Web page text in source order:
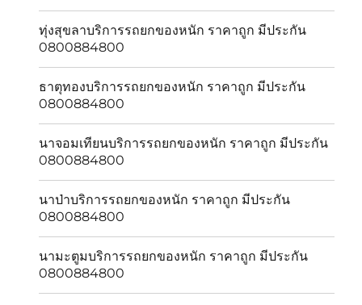
ทุ่งสุขลาบริการรถยกของหนัก ราคาถูก มีประกัน
0800884800
ธาตุทองบริการรถยกของหนัก ราคาถูก มีประกัน
0800884800
นาจอมเทียนบริการรถยกของหนัก ราคาถูก มีประกัน
0800884800
นาป่าบริการรถยกของหนัก ราคาถูก มีประกัน
0800884800
นามะตูมบริการรถยกของหนัก ราคาถูก มีประกัน
0800884800